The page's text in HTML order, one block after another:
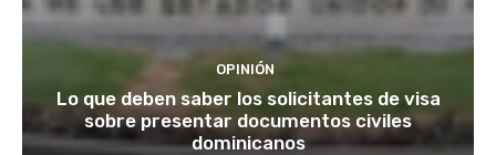
OPINIÓN
Lo que deben saber los solicitantes de visa
sobre presentar documentos civiles
dominicanos